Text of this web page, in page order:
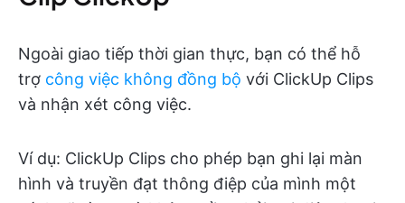
Ngoài giao tiếp thời gian thực, bạn có thể hỗ
trợ công việc không đồng bộ với ClickUp Clips
và nhận xét công việc.
Ví dụ: ClickUp Clips cho phép bạn ghi lại màn
hình và truyền đạt thông điệp của mình một